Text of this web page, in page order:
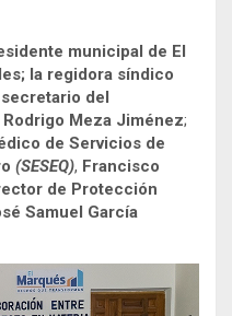
municipal de El
la regidora síndico
del
Meza Jiménez;
de Servicios de
(SESEQ), Francisco
de Protección
Samuel García